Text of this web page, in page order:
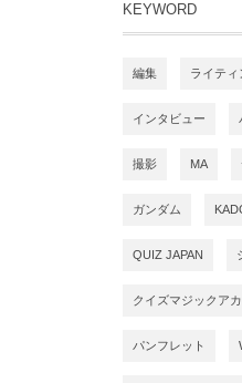
KEYWORD
編集 ライティ
インタビュー
撮影 MA
ガンダム
QUIZ JAPAN
クイズマジックア
パンフレット